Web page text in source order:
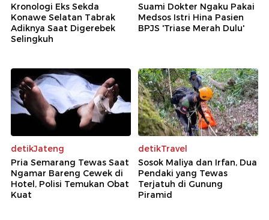
Kronologi Eks Sekda
Konawe Selatan Tabrak
Adiknya Saat Digerebek
Selingkuh
Suami Dokter Ngaku Pakai
Medsos Istri Hina Pasien
BPJS 'Triase Merah Dulu'
detikJateng
Pria Semarang Tewas Saat
Ngamar Bareng Cewek di
Hotel, Polisi Temukan Obat
Kuat
detikTravel
Sosok Maliya dan Irfan, Dua
Pendaki yang Tewas
Terjatuh di Gunung
Piramid